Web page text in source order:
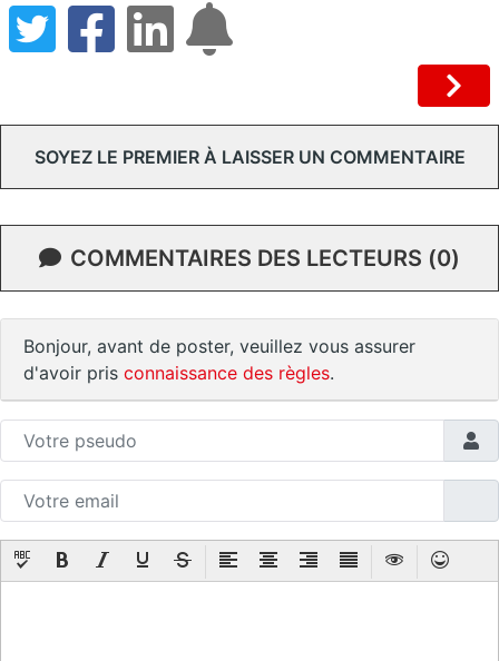
SOYEZ LE PREMIER À LAISSER UN COMMENTAIRE
COMMENTAIRES DES LECTEURS (0)
Bonjour, avant de poster, veuillez vous assurer
d'avoir pris connaissance des règles.